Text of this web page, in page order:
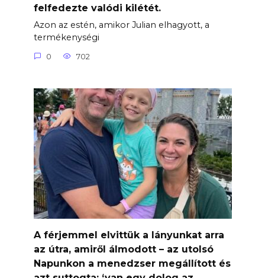
felfedezte valódi kilétét.
Azon az estén, amikor Julian elhagyott, a
termékenységi
0 702
A férjemmel elvittük a lányunkat arra
az útra, amiről álmodott – az utolsó
Napunkon a menedzser megállított és